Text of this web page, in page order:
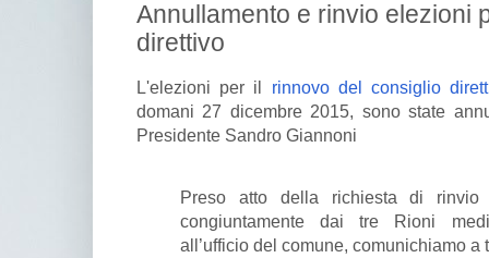
Annullamento e rinvio elezioni
direttivo
L'elezioni per il rinnovo del consiglio
domani 27 dicembre 2015, sono state
Presidente Sandro Giannoni
Preso atto della richiesta di rinvio
congiuntamente dai tre Rioni
all’ufficio del comune, comunichiamo